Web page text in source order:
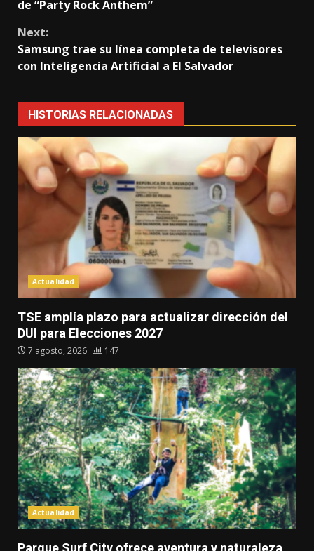
de “Party Rock Anthem”
Next:
Samsung trae su línea completa de televisores
con Inteligencia Artificial a El Salvador
HISTORIAS RELACIONADAS
Actualidad
TSE amplía plazo para actualizar dirección del
DUI para Elecciones 2027
7 agosto, 2026 147
Actualidad
Parque Surf City ofrece aventura y naturaleza